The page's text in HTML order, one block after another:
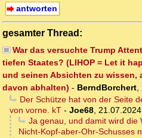
antworten
gesamter Thread:
War das versuchte Trump
tiefen Staates? (LIHOP = Let it
und seinen Absichten zu
davon abhalten) - BerndBorchert,
Der Schütze hat von der Seite
von vorne. kT - Joe68,
Ja genau, und damit wird die
Nicht-Kopf-aber-Ohr-Schusses